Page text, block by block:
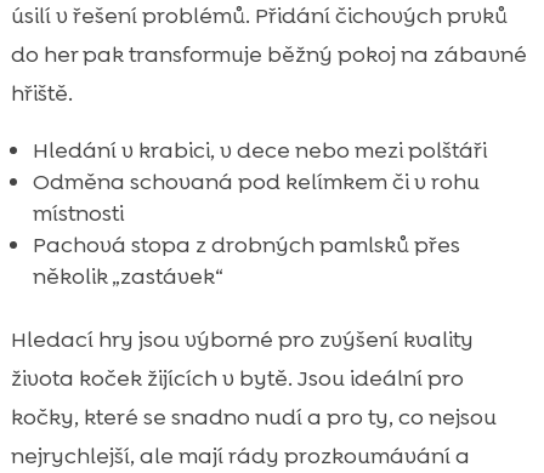
úsilí v řešení problémů. Přidání čichových prvků
do her pak transformuje běžný pokoj na zábavné
hřiště.
Hledání v krabici, v dece nebo mezi polštáři
Odměna schovaná pod kelímkem či v rohu
místnosti
Pachová stopa z drobných pamlsků přes
několik „zastávek“
Hledací hry jsou výborné pro zvýšení kvality
života koček žijících v bytě. Jsou ideální pro
kočky, které se snadno nudí a pro ty, co nejsou
nejrychlejší, ale mají rády prozkoumávání a